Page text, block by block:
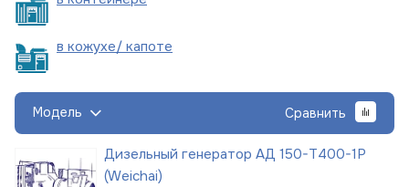
в кожухе/ капоте
Модель Сравнить
Дизельный генератор АД 150-Т400-1Р
(Weichai)